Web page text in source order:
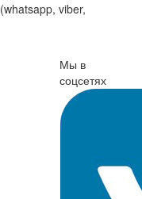
(whatsapp, viber,
Мы в
соцсетях